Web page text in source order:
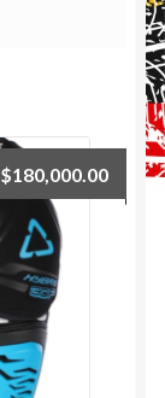
$180,000.00